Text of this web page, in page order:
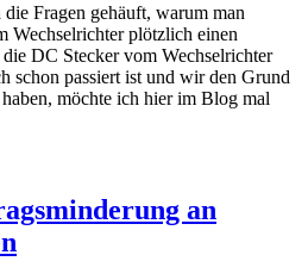
Fragen gehäuft, warum man
Wechselrichter plötzlich einen
DC Stecker vom Wechselrichter
schon passiert ist und wir den Grund
möchte ich hier im Blog mal
an